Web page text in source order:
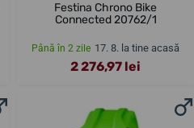
Festina Chrono Bike
Connected 20762/1
Până în 2 zile 17. 8. la tine acasă
2 276,97 lei